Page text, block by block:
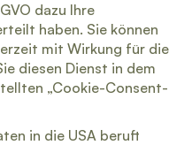
dazu Ihre
haben. Sie können
mit Wirkung für die
diesen Dienst in dem
„Cookie-Consent-
in die USA beruft